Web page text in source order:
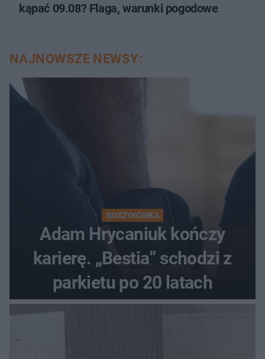
kąpać 09.08? Flaga, warunki pogodowe
NAJNOWSZE NEWSY:
KOSZYKÓWKA
Adam Hrycaniuk kończy
karierę. „Bestia” schodzi z
parkietu po 20 latach